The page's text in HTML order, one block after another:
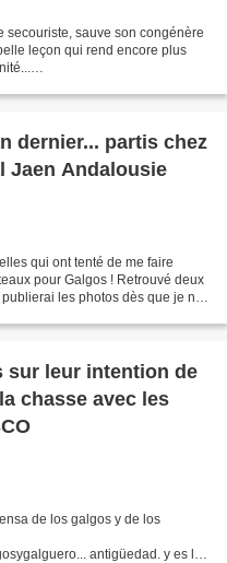
secouriste, sauve son congénère
leçon qui rend encore plus
dernier... partis chez
Jaen Andalousie
qui ont tenté de me faire
pour Galgos ! Retrouvé deux
les photos dès que je ne
sur leur intention de
chasse avec les
de los galgos y de los
antigüedad. y es la